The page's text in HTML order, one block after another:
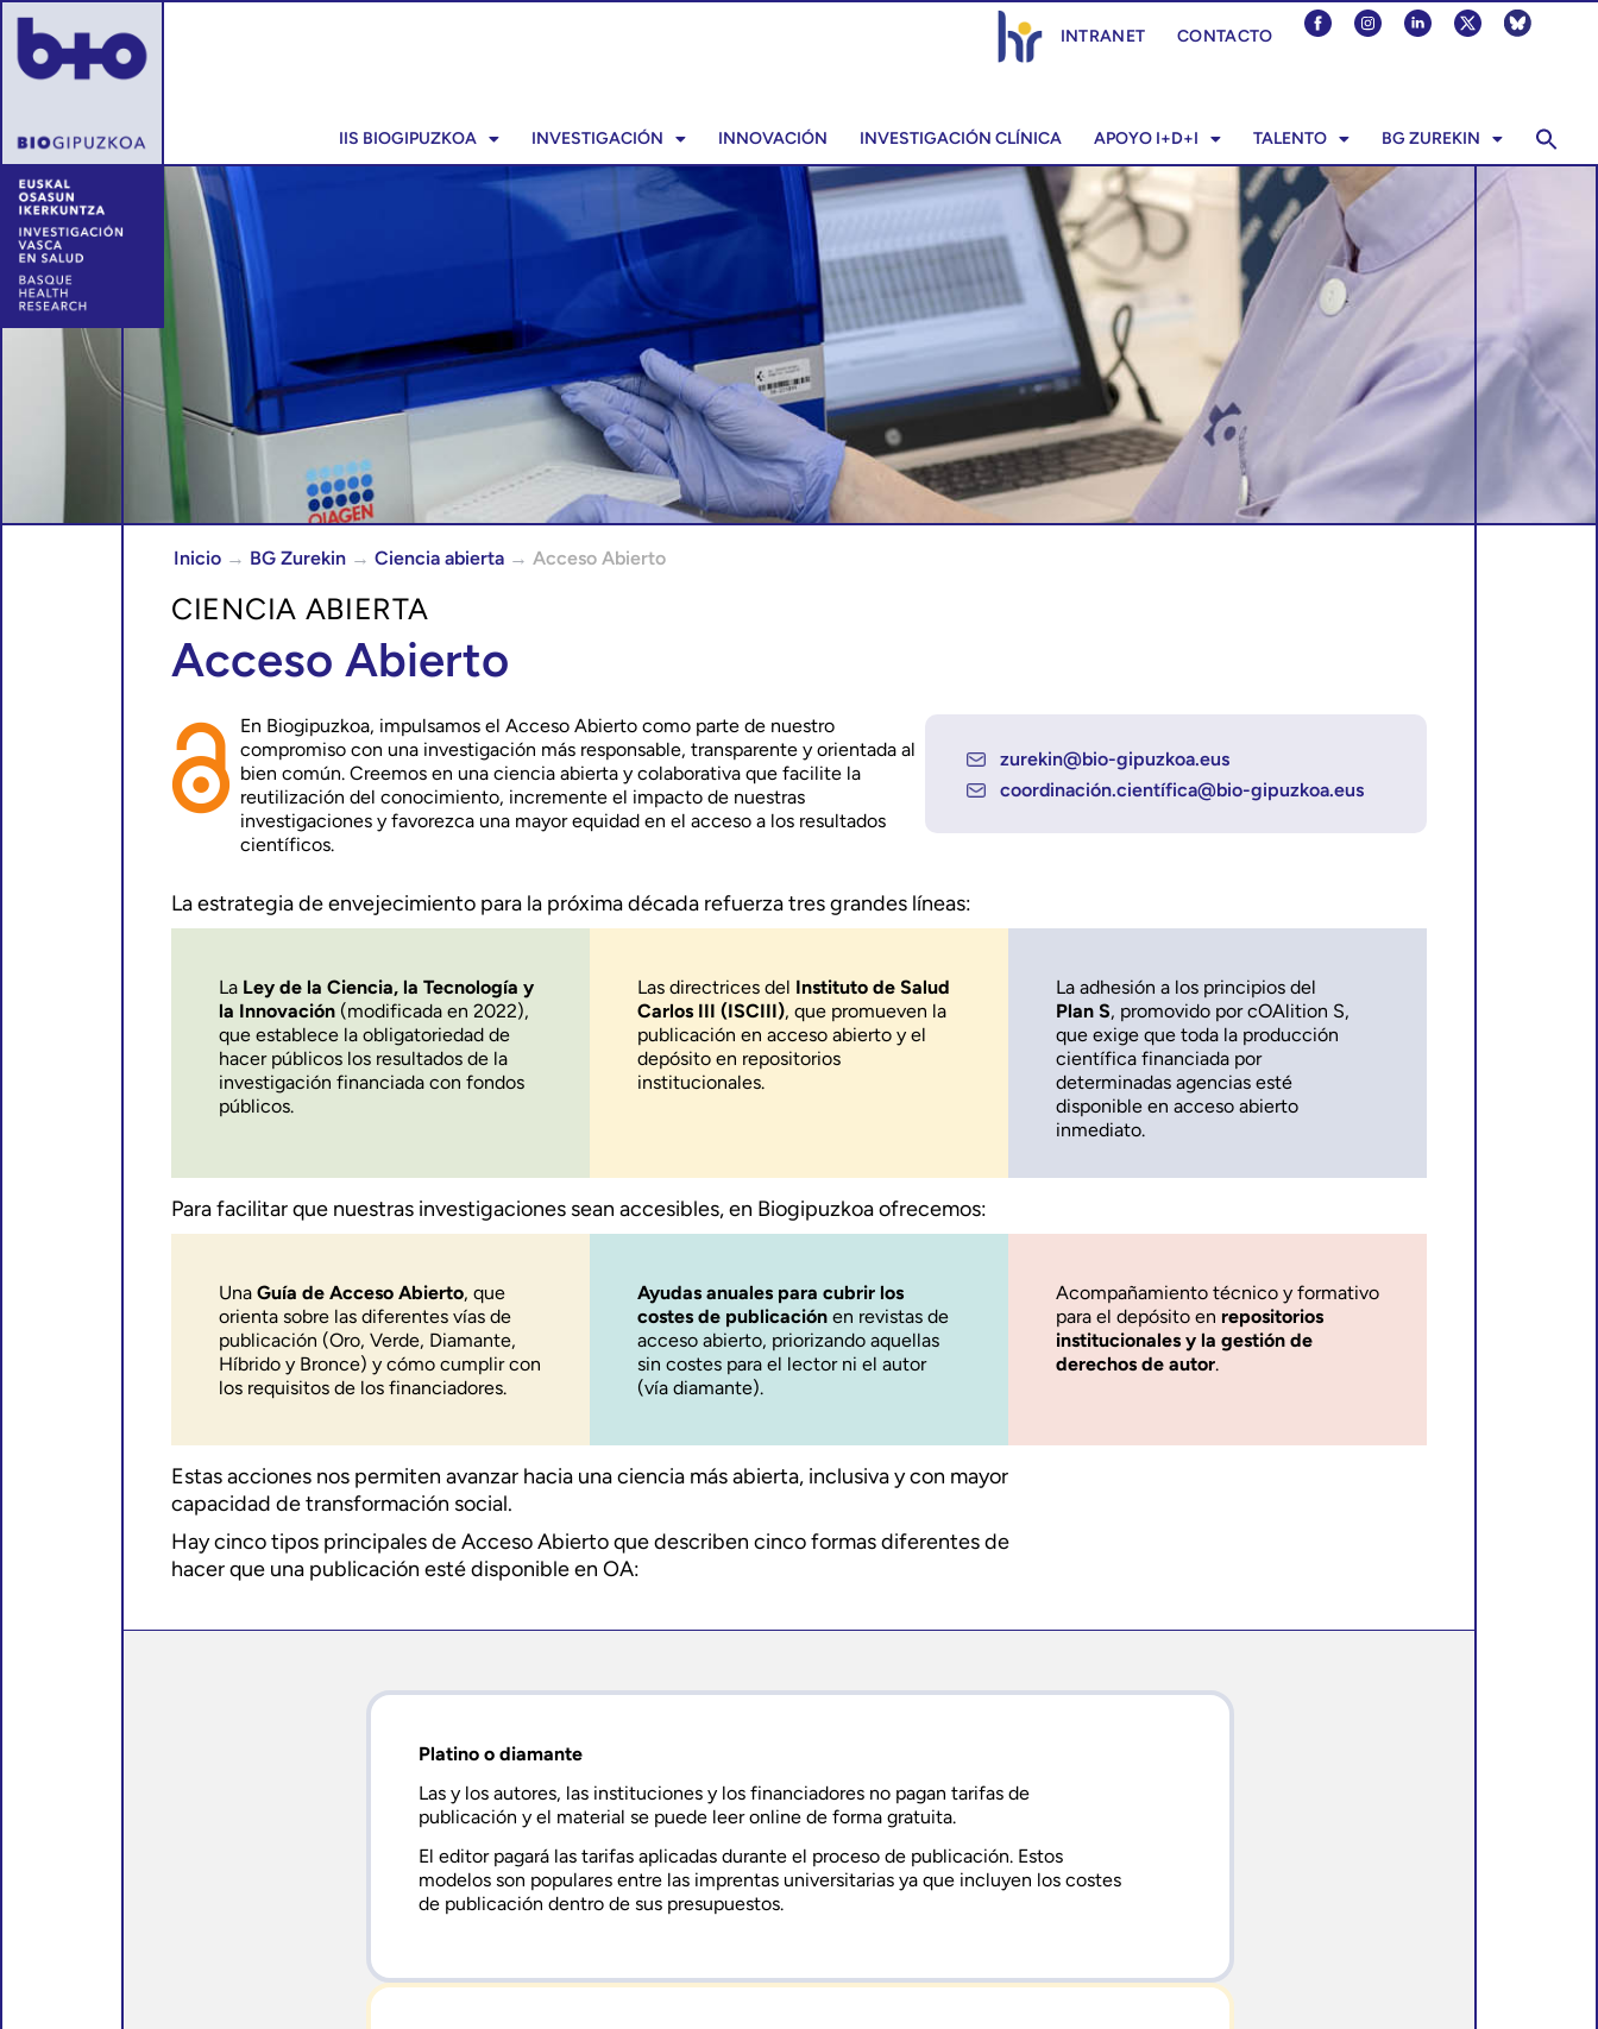
INTRANET CONTACTO
IIS BIOGIPUZKOA INVESTIGACIÓN INNOVACIÓN INVESTIGACIÓN CLÍNICA APOYO I+D+I TALENTO BG ZUREKIN
Inicio → BG Zurekin → Ciencia abierta → Acceso Abierto
CIENCIA ABIERTA
Acceso Abierto
En Biogipuzkoa, impulsamos el Acceso Abierto como parte de nuestro
compromiso con una investigación más responsable, transparente y orientada al
bien común. Creemos en una ciencia abierta y colaborativa que facilite la
reutilización del conocimiento, incremente el impacto de nuestras
investigaciones y favorezca una mayor equidad en el acceso a los resultados
científicos.
zurekin@bio-gipuzkoa.eus
coordinación.científica@bio-gipuzkoa.eus
La estrategia de envejecimiento para la próxima década refuerza tres grandes líneas:
La Ley de la Ciencia, la Tecnología y
la Innovación (modificada en 2022),
que establece la obligatoriedad de
hacer públicos los resultados de la
investigación financiada con fondos
públicos.
Las directrices del Instituto de Salud
Carlos III (ISCIII), que promueven la
publicación en acceso abierto y el
depósito en repositorios
institucionales.
La adhesión a los principios del
Plan S, promovido por cOAlition S,
que exige que toda la producción
científica financiada por
determinadas agencias esté
disponible en acceso abierto
inmediato.
Para facilitar que nuestras investigaciones sean accesibles, en Biogipuzkoa ofrecemos:
Una Guía de Acceso Abierto, que
orienta sobre las diferentes vías de
publicación (Oro, Verde, Diamante,
Híbrido y Bronce) y cómo cumplir con
los requisitos de los financiadores.
Ayudas anuales para cubrir los
costes de publicación en revistas de
acceso abierto, priorizando aquellas
sin costes para el lector ni el autor
(vía diamante).
Acompañamiento técnico y formativo
para el depósito en repositorios
institucionales y la gestión de
derechos de autor.
Estas acciones nos permiten avanzar hacia una ciencia más abierta, inclusiva y con mayor
capacidad de transformación social.
Hay cinco tipos principales de Acceso Abierto que describen cinco formas diferentes de
hacer que una publicación esté disponible en OA:
Platino o diamante
Las y los autores, las instituciones y los financiadores no pagan tarifas de
publicación y el material se puede leer online de forma gratuita.
El editor pagará las tarifas aplicadas durante el proceso de publicación. Estos
modelos son populares entre las imprentas universitarias ya que incluyen los costes
de publicación dentro de sus presupuestos.